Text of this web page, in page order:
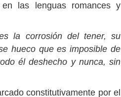
las lenguas romances y
la corrosión del tener, su
hueco que es imposible de
él deshecho y nunca, sin
constitutivamente por el